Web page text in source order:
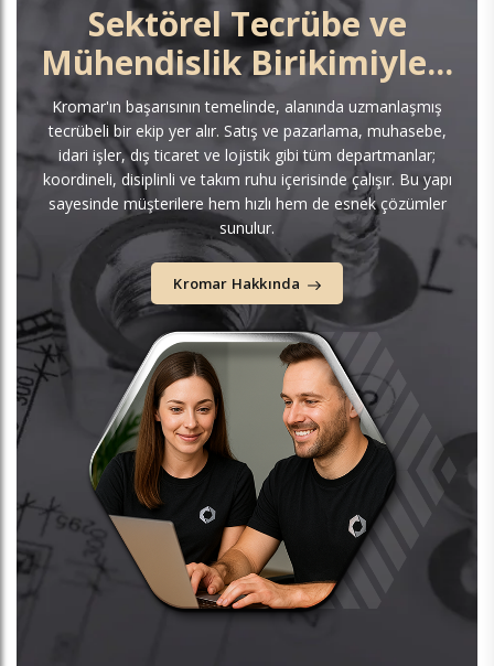
Sektörel Tecrübe ve
Mühendislik Birikimiyle...
Kromar'ın başarısının temelinde, alanında uzmanlaşmış
tecrübeli bir ekip yer alır. Satış ve pazarlama, muhasebe,
idari işler, dış ticaret ve lojistik gibi tüm departmanlar;
koordineli, disiplinli ve takım ruhu içerisinde çalışır. Bu yapı
sayesinde müşterilere hem hızlı hem de esnek çözümler
sunulur.
Kromar Hakkında